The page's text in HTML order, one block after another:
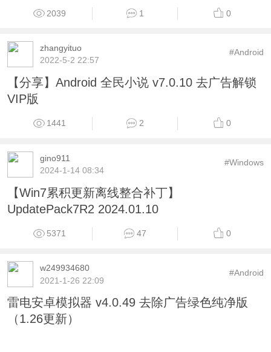
2039 1 0
zhangyituo
2022-5-2 22:57
#Android
【分享】Android 全民小说 v7.0.10 去广告解锁
VIP版
1441 2 0
gino911
2024-1-14 08:34
#Windows
【Win7累积更新离线整合补丁】
UpdatePack7R2 2024.01.10
5371 47 0
w249934680
2021-1-26 22:09
#Android
雷电安卓模拟器 v4.0.49 去除广告绿色纯净版
（1.26更新）